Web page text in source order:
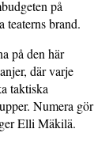
på
teaterns brand.
på den här
där varje
taktiska
Numera gör
Elli Mäkilä.